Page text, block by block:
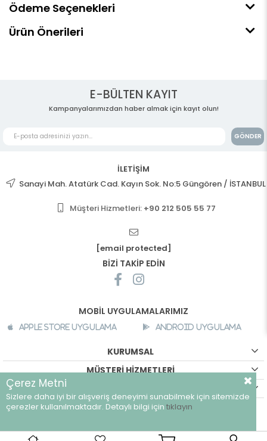
Ödeme Seçenekleri
Ürün Önerileri
E-BÜLTEN KAYIT
Kampanyalarımızdan haber almak için kayıt olun!
GÖNDER
İLETİŞİM
Sanayi Mah. Atatürk Cad. Kayın Sok. No:5 Güngören / İSTANBUL
Müşteri Hizmetleri: +90 212 505 55 77
[email protected]
BİZİ TAKİP EDİN
MOBİL UYGULAMALARIMIZ
Apple Store Uygulama Android Uygulama
KURUMSAL
MÜŞTERİ HİZMETLERİ
©breeze.com.tr - Tüm hakları saklıdır.
Çerez Metni
Sizlere daha iyi bir alışveriş deneyimi sunabilmek için sitemizde
çerezler kullanılmaktadır. Detaylı bilgi için tıklayın